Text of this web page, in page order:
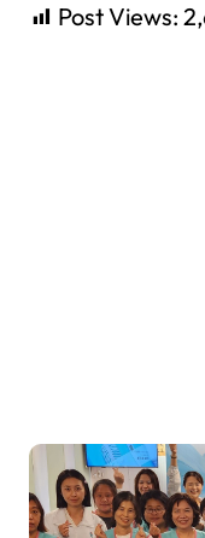
Post Views: